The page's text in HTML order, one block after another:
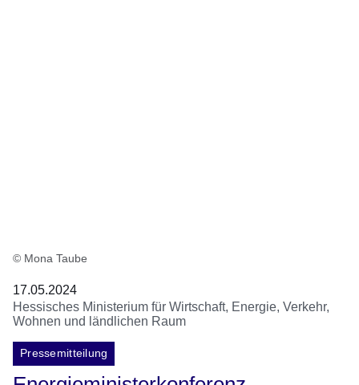
© Mona Taube
17.05.2024
Hessisches Ministerium für Wirtschaft, Energie, Verkehr,
Wohnen und ländlichen Raum
Pressemitteilung